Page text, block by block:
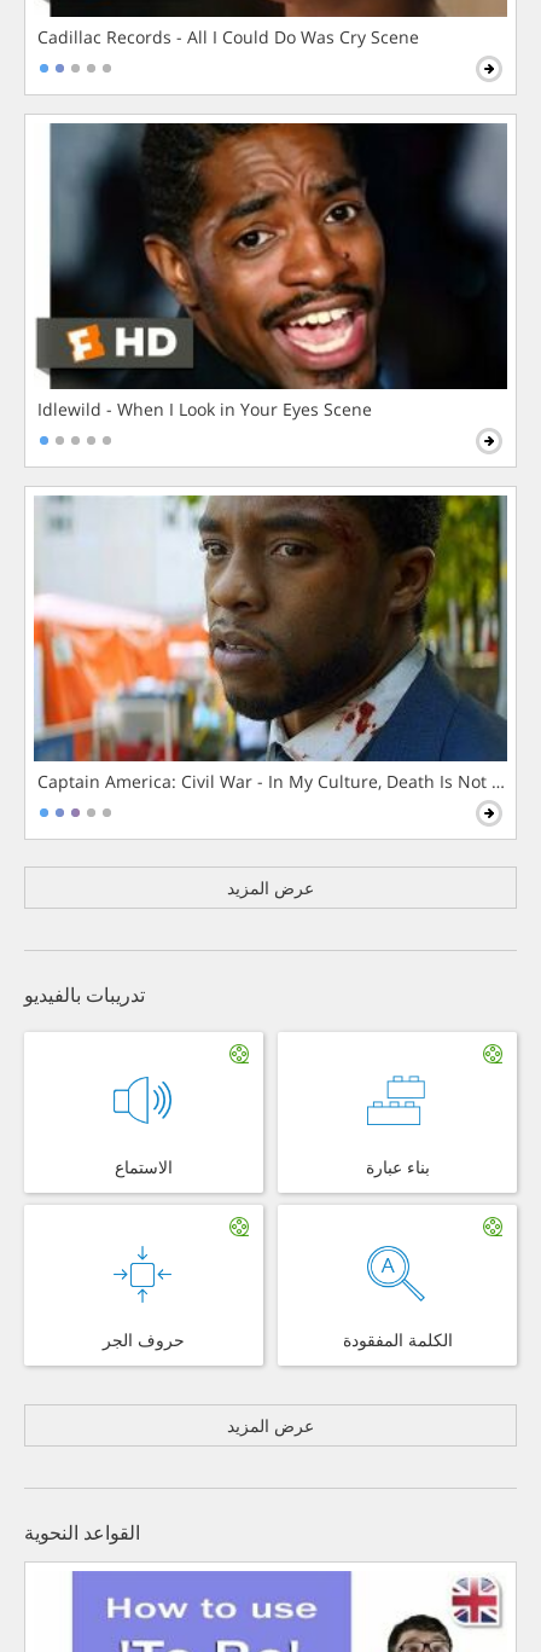
Cadillac Records - All I Could Do Was Cry Scene
Idlewild - When I Look in Your Eyes Scene
Captain America: Civil War - In My Culture, Death Is Not The
عرض المزيد
تدريبات بالفيديو
الاستماع بناء عبارة
حروف الجر الكلمة المفقودة
عرض المزيد
القواعد النحوية